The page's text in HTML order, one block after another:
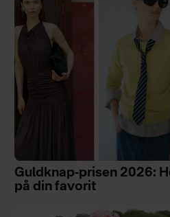
Guldknap-prisen 2026:
på din favorit